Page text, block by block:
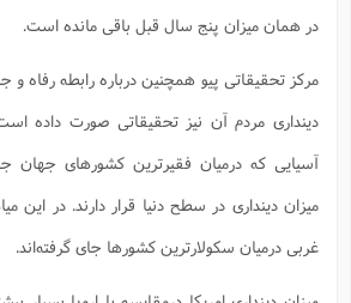
در همان میزان پنج سال قبل باقی مانده است.
مرکز تحقیقاتی پیو همچنین درباره رابطه رفاه و
دینداری مردم آن نیز تحقیقاتی صورت داده
آسیایی که درمیان فقیرترین کشورهای جهان
میزان دینداری در سطح دنیا قرار دارند. در این
غربی درمیان سکولارترین کشورها جای گرفته‌اند.